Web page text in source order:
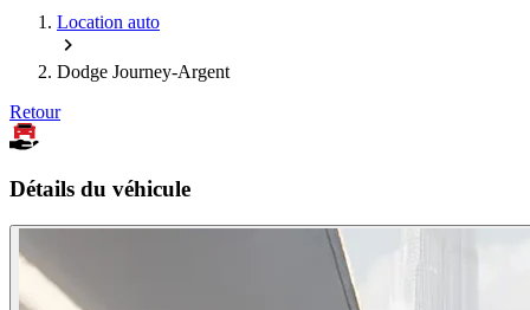
Location auto
Dodge Journey-Argent
Retour
Détails du véhicule